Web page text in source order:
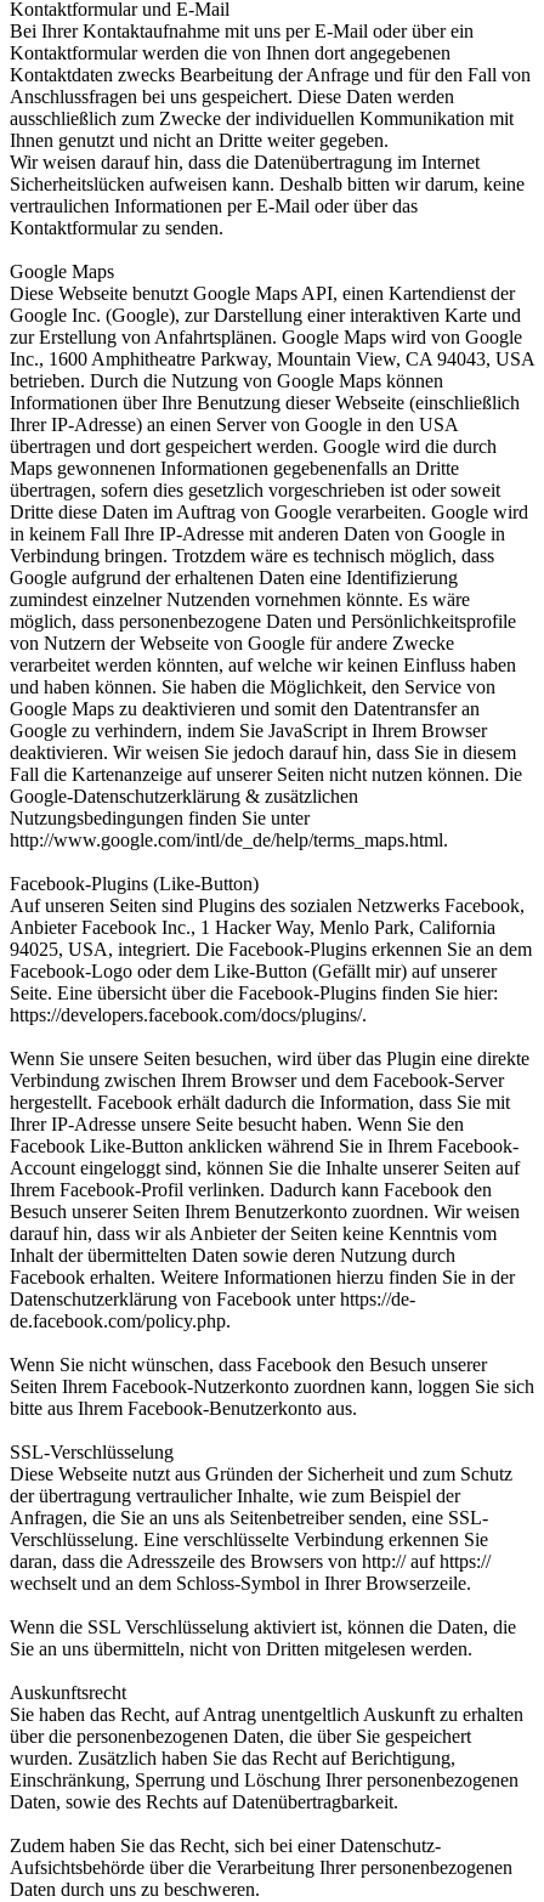
Kontaktformular und E-Mail
Bei Ihrer Kontaktaufnahme mit uns per E-Mail oder über ein
Kontaktformular werden die von Ihnen dort angegebenen
Kontaktdaten zwecks Bearbeitung der Anfrage und für den Fall von
Anschlussfragen bei uns gespeichert. Diese Daten werden
ausschließlich zum Zwecke der individuellen Kommunikation mit
Ihnen genutzt und nicht an Dritte weiter gegeben.
Wir weisen darauf hin, dass die Datenübertragung im Internet
Sicherheitslücken aufweisen kann. Deshalb bitten wir darum, keine
vertraulichen Informationen per E-Mail oder über das
Kontaktformular zu senden.
Google Maps
Diese Webseite benutzt Google Maps API, einen Kartendienst der
Google Inc. (Google), zur Darstellung einer interaktiven Karte und
zur Erstellung von Anfahrtsplänen. Google Maps wird von Google
Inc., 1600 Amphitheatre Parkway, Mountain View, CA 94043, USA
betrieben. Durch die Nutzung von Google Maps können
Informationen über Ihre Benutzung dieser Webseite (einschließlich
Ihrer IP-Adresse) an einen Server von Google in den USA
übertragen und dort gespeichert werden. Google wird die durch
Maps gewonnenen Informationen gegebenenfalls an Dritte
übertragen, sofern dies gesetzlich vorgeschrieben ist oder soweit
Dritte diese Daten im Auftrag von Google verarbeiten. Google wird
in keinem Fall Ihre IP-Adresse mit anderen Daten von Google in
Verbindung bringen. Trotzdem wäre es technisch möglich, dass
Google aufgrund der erhaltenen Daten eine Identifizierung
zumindest einzelner Nutzenden vornehmen könnte. Es wäre
möglich, dass personenbezogene Daten und Persönlichkeitsprofile
von Nutzern der Webseite von Google für andere Zwecke
verarbeitet werden könnten, auf welche wir keinen Einfluss haben
und haben können. Sie haben die Möglichkeit, den Service von
Google Maps zu deaktivieren und somit den Datentransfer an
Google zu verhindern, indem Sie JavaScript in Ihrem Browser
deaktivieren. Wir weisen Sie jedoch darauf hin, dass Sie in diesem
Fall die Kartenanzeige auf unserer Seiten nicht nutzen können. Die
Google-Datenschutzerklärung & zusätzlichen
Nutzungsbedingungen finden Sie unter
http://www.google.com/intl/de_de/help/terms_maps.html.
Facebook-Plugins (Like-Button)
Auf unseren Seiten sind Plugins des sozialen Netzwerks Facebook,
Anbieter Facebook Inc., 1 Hacker Way, Menlo Park, California
94025, USA, integriert. Die Facebook-Plugins erkennen Sie an dem
Facebook-Logo oder dem Like-Button (Gefällt mir) auf unserer
Seite. Eine übersicht über die Facebook-Plugins finden Sie hier:
https://developers.facebook.com/docs/plugins/.
Wenn Sie unsere Seiten besuchen, wird über das Plugin eine direkte
Verbindung zwischen Ihrem Browser und dem Facebook-Server
hergestellt. Facebook erhält dadurch die Information, dass Sie mit
Ihrer IP-Adresse unsere Seite besucht haben. Wenn Sie den
Facebook Like-Button anklicken während Sie in Ihrem Facebook-
Account eingeloggt sind, können Sie die Inhalte unserer Seiten auf
Ihrem Facebook-Profil verlinken. Dadurch kann Facebook den
Besuch unserer Seiten Ihrem Benutzerkonto zuordnen. Wir weisen
darauf hin, dass wir als Anbieter der Seiten keine Kenntnis vom
Inhalt der übermittelten Daten sowie deren Nutzung durch
Facebook erhalten. Weitere Informationen hierzu finden Sie in der
Datenschutzerklärung von Facebook unter https://de-
de.facebook.com/policy.php.
Wenn Sie nicht wünschen, dass Facebook den Besuch unserer
Seiten Ihrem Facebook-Nutzerkonto zuordnen kann, loggen Sie sich
bitte aus Ihrem Facebook-Benutzerkonto aus.
SSL-Verschlüsselung
Diese Webseite nutzt aus Gründen der Sicherheit und zum Schutz
der übertragung vertraulicher Inhalte, wie zum Beispiel der
Anfragen, die Sie an uns als Seitenbetreiber senden, eine SSL-
Verschlüsselung. Eine verschlüsselte Verbindung erkennen Sie
daran, dass die Adresszeile des Browsers von http:// auf https://
wechselt und an dem Schloss-Symbol in Ihrer Browserzeile.
Wenn die SSL Verschlüsselung aktiviert ist, können die Daten, die
Sie an uns übermitteln, nicht von Dritten mitgelesen werden.
Auskunftsrecht
Sie haben das Recht, auf Antrag unentgeltlich Auskunft zu erhalten
über die personenbezogenen Daten, die über Sie gespeichert
wurden. Zusätzlich haben Sie das Recht auf Berichtigung,
Einschränkung, Sperrung und Löschung Ihrer personenbezogenen
Daten, sowie des Rechts auf Datenübertragbarkeit.
Zudem haben Sie das Recht, sich bei einer Datenschutz-
Aufsichtsbehörde über die Verarbeitung Ihrer personenbezogenen
Daten durch uns zu beschweren.